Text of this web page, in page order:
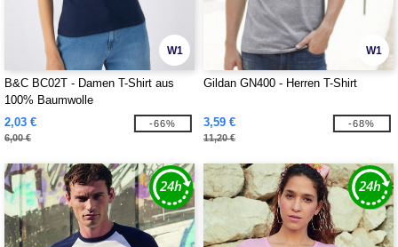
W1
B&C BC02T - Damen T-Shirt aus
100% Baumwolle
2,03 €
6,00 €
-66%
W1
Gildan GN400 - Herren T-Shirt
3,59 €
11,20 €
-68%